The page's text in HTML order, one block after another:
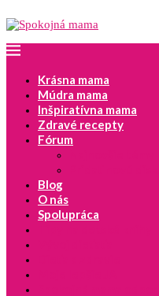
Krásna mama
Múdra mama
Inšpiratívna mama
Zdravé recepty
Fórum
Blog
O nás
Spolupráca